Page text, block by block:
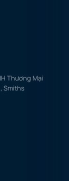
Thương Mại
Smiths